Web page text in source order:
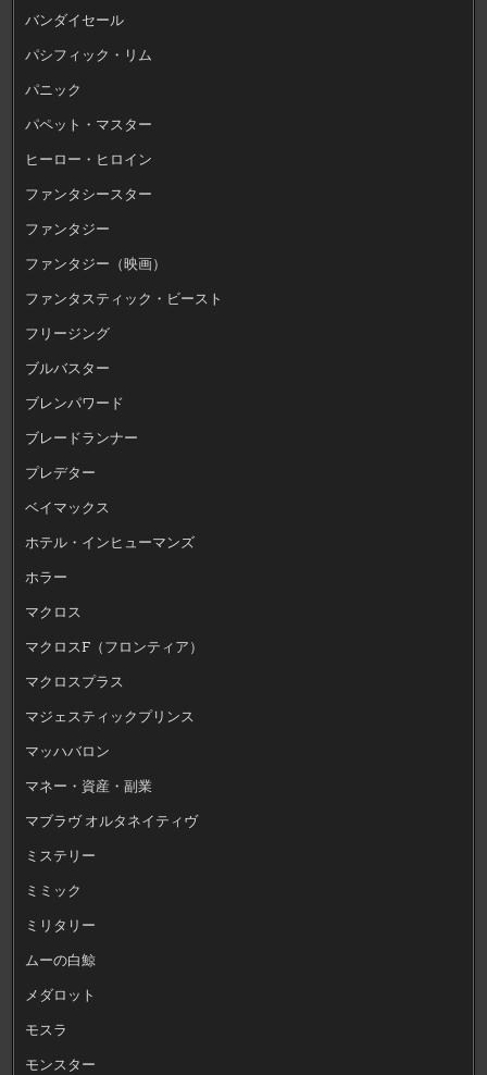
バンダイセール
パシフィック・リム
パニック
パペット・マスター
ヒーロー・ヒロイン
ファンタシースター
ファンタジー
ファンタジー（映画）
ファンタスティック・ビースト
フリージング
ブルバスター
ブレンパワード
ブレードランナー
プレデター
ベイマックス
ホテル・インヒューマンズ
ホラー
マクロス
マクロスF（フロンティア）
マクロスプラス
マジェスティックプリンス
マッハバロン
マネー・資産・副業
マブラヴ オルタネイティヴ
ミステリー
ミミック
ミリタリー
ムーの白鯨
メダロット
モスラ
モンスター